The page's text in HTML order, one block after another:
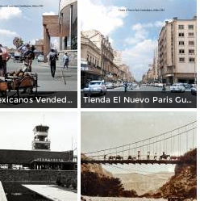
Tipos Mexicanos Vendedor de cocos junto a La terminal camionera Guadalajara, Jalisco 1961 Tienda El Nuevo Paris Guadalajara, Jalisco 1961